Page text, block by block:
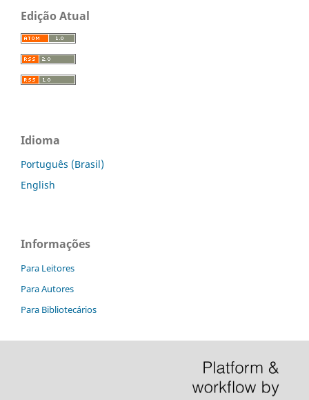
Edição Atual
Idioma
Português (Brasil)
English
Informações
Para Leitores
Para Autores
Para Bibliotecários